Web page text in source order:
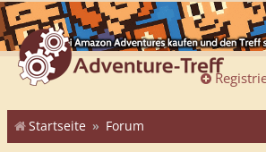
Startseite Forum